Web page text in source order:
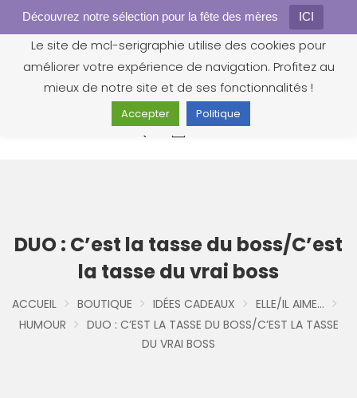
Découvrez notre sélection pour la fête des mères ICI
0
DUO : C’est la tasse du boss/C’est
la tasse du vrai boss
ACCUEIL BOUTIQUE IDÉES CADEAUX
ELLE/IL AIME...
HUMOUR
DUO : C’EST LA TASSE DU BOSS/C’EST LA TASSE
DU VRAI BOSS
Gestion des cookies
Le site de mcl-serigraphie utilise des cookies pour
améliorer votre expérience de navigation. Profitez au
mieux de notre site et de ses fonctionnalités !
Accepter Politique